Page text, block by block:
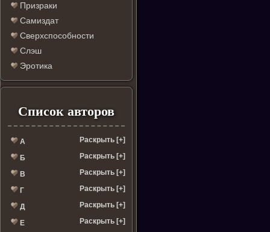
Призраки
Самиздат
Сверхспособности
Слэш
Эротика
Список авторов
А Раскрыть [+]
Б Раскрыть [+]
В Раскрыть [+]
Г Раскрыть [+]
Д Раскрыть [+]
Е Раскрыть [+]